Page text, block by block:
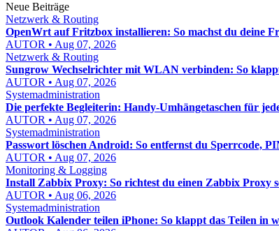
Neue Beiträge
Netzwerk & Routing
OpenWrt auf Fritzbox installieren: So machst du deine
AUTOR • Aug 07, 2026
Netzwerk & Routing
Sungrow Wechselrichter mit WLAN verbinden: So
AUTOR • Aug 07, 2026
Systemadministration
Die perfekte Begleiterin: Handy-Umhängetaschen für
AUTOR • Aug 07, 2026
Systemadministration
Passwort löschen Android: So entfernst du Sperrcode,
AUTOR • Aug 07, 2026
Monitoring & Logging
Install Zabbix Proxy: So richtest du einen Zabbix Proxy
AUTOR • Aug 06, 2026
Systemadministration
Outlook Kalender teilen iPhone: So klappt das Teilen in